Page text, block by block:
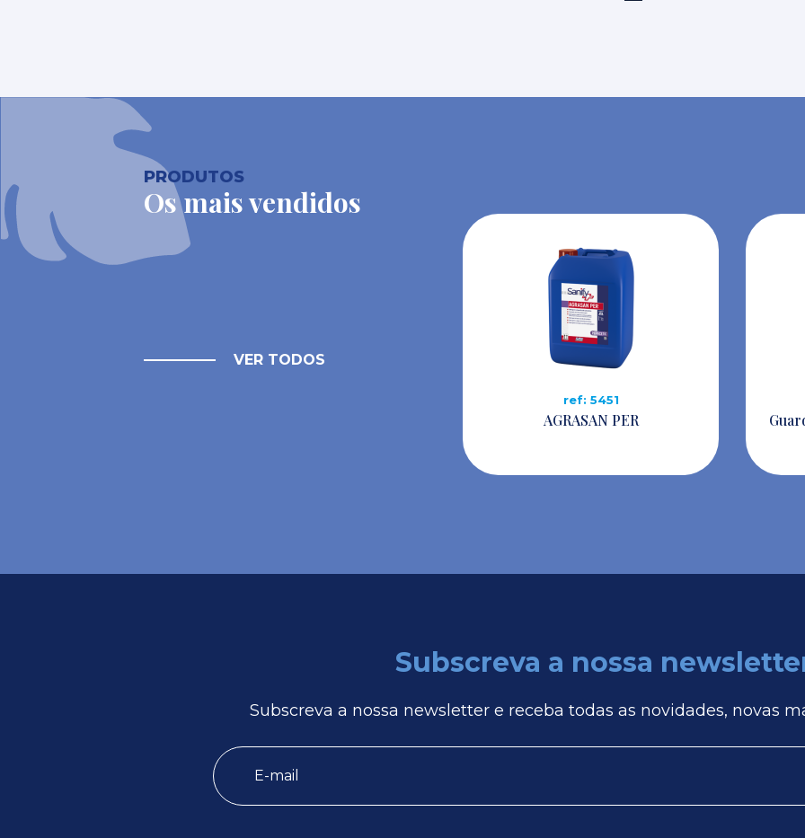
PRODUTOS
Os mais vendidos
VER TODOS
ref: 5451
AGRASAN PER
Subscreva a nossa
Subscreva a nossa newsletter e receba todas as novidades, novas